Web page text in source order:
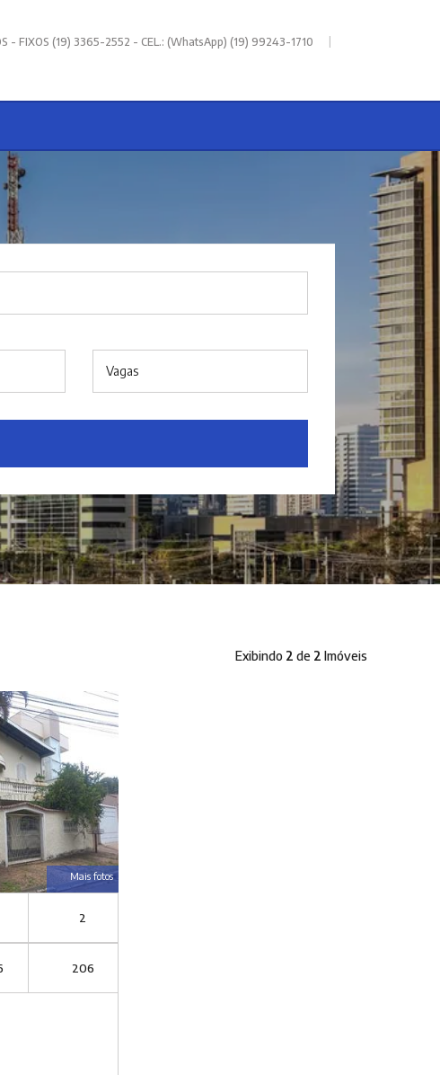
- FIXOS (19) 3365-2552 - CEL.: (WhatsApp) (19) 99243-1710 |
Vagas
Exibindo 2 de 2 Imóveis
Mais fotos
2
206